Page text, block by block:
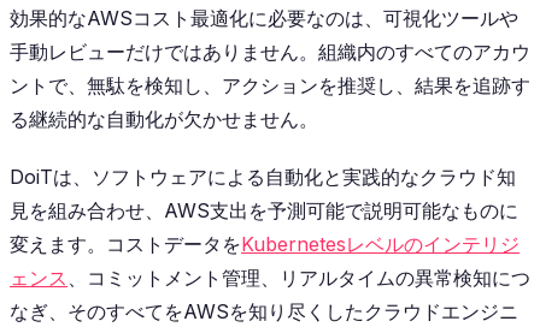
効果的なAWSコスト最適化に必要なのは、可視化ツールや
手動レビューだけではありません。組織内のすべてのアカウ
ントで、無駄を検知し、アクションを推奨し、結果を追跡す
る継続的な自動化が欠かせません。
DoiTは、ソフトウェアによる自動化と実践的なクラウド知
見を組み合わせ、AWS支出を予測可能で説明可能なものに
変えます。コストデータをKubernetesレベルのインテリジ
ェンス 、コミットメント管理、リアルタイムの異常検知につ
なぎ、そのすべてをAWSを知り尽くしたクラウドエンジニ